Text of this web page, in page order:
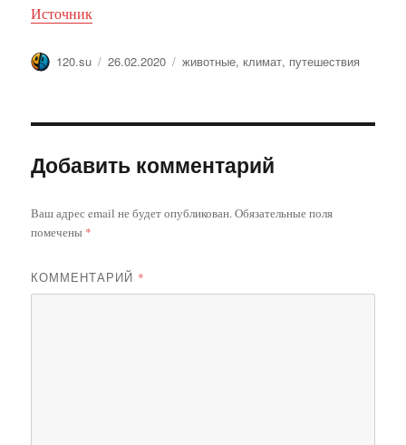
Источник
Автор
120.su Опубликовано
26.02.2020 Метки
животные, климат, путешествия
Добавить комментарий
Ваш адрес email не будет опубликован.Обязательные поля
помечены *
КОММЕНТАРИЙ *